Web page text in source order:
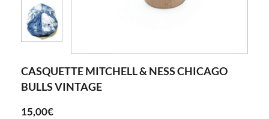
CASQUETTE MITCHELL & NESS CHICAGO
BULLS VINTAGE
15,00€